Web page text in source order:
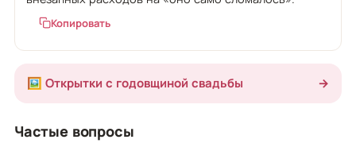
Копировать
🖼️ Открытки с годовщиной свадьбы →
Частые вопросы